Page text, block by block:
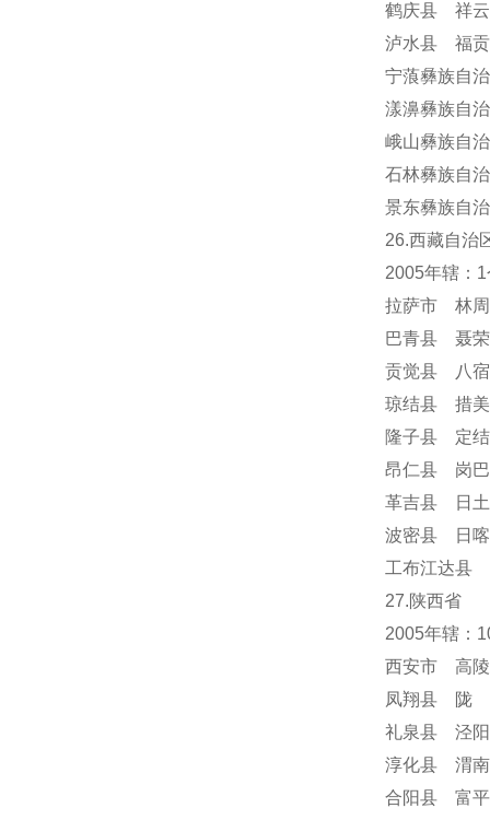
鹤庆县 祥
泸水县 福
宁蒗彝族自
漾濞彝族自
峨山彝族自
石林彝族自
景东彝族自
26.西藏自治
2005年辖：
拉萨市 林
巴青县 聂
贡觉县 八
琼结县 措
隆子县 定
昂仁县 岗
革吉县 日
波密县 日
工布江达县
27.陕西省
2005年辖：
西安市 高
凤翔县 陇
礼泉县 泾
淳化县 渭
合阳县 富